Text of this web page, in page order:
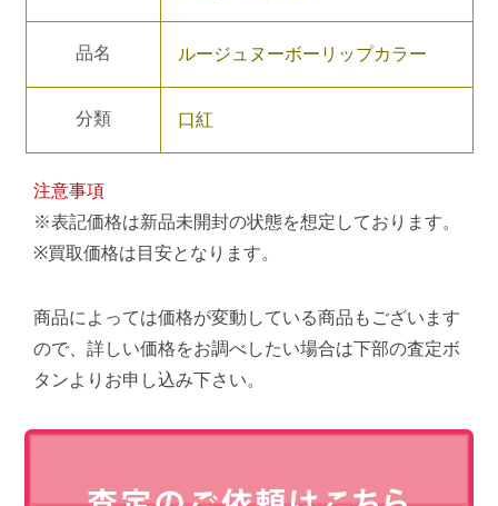
品名 ルージュヌーボーリップカラー
分類 口紅
注意事項
※表記価格は新品未開封の状態を想定しております。
※買取価格は目安となります。
商品によっては価格が変動している商品もございます
ので、詳しい価格をお調べしたい場合は下部の査定ボ
タンよりお申し込み下さい。